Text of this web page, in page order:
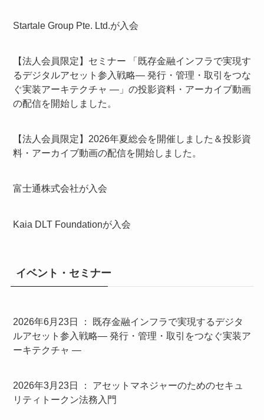
Startale Group Pte. Ltd.が入会
【法人会員限定】セミナー 「既存金融インフラで実現す
るデジタルアセット参入戦略― 発行・管理・取引をつな
ぐ実装アーキテクチャ ―」の投影資料・アーカイブ動画
の配信を開始しました。
【法人会員限定】2026年夏総会を開催しました＆投影資
料・アーカイブ動画の配信を開始しました。
富士通株式会社が入会
Kaia DLT Foundationが入会
イベント・セミナー
2026年6月23日 ： 既存金融インフラで実現するデジタ
ルアセット参入戦略― 発行・管理・取引をつなぐ実装ア
ーキテクチャ ―
2026年3月23日 ： アセットマネジャーのためのセキュ
リティトークン法務入門